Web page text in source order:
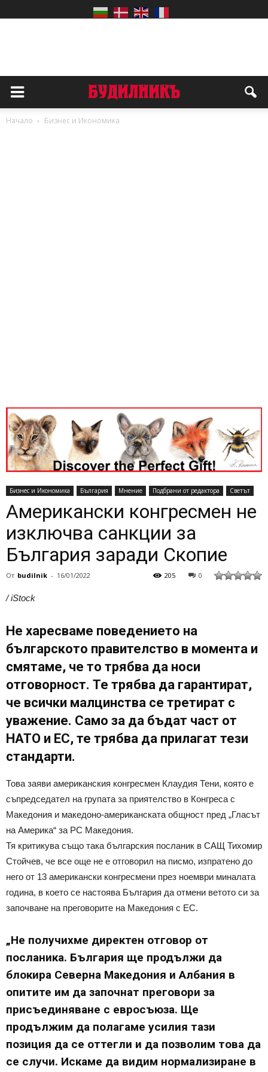
Начало Бизнес и Икономика
Бизнес и Икономика България Мнение Подбрани от редактора Светът
Американски конгресмен не
изключва санкции за
България заради Скопие
От budilnik - 16/01/2022 0
205
/ iStock
Не харесваме поведението на
българското правителство в момента и
смятаме, че то трябва да носи
отговорност. Те трябва да гарантират,
че всички малцинства се третират с
уважение. Само за да бъдат част от
НАТО и ЕС, те трябва да прилагат тези
стандарти.
Това заяви американския конгресмен Клаудия Тени, която е
съпредседател на групата за приятелство в Конгреса с
Македония и македоно-американската общност пред „Гласът
на Америка“ за РС Македония.
Тя критикува също така българския посланик в САЩ Тихомир
Стойчев, че все още не е отговорил на писмо, изпратено до
него от 13 американски конгресмени през ноември миналата
година, в което се настоява България да отмени ветото си за
започване на преговорите на Македония с ЕС.
„Не получихме директен отговор от
посланика. България ще продължи да
блокира Северна Македония и Албания в
опитите им да започнат преговори за
присъединяване с евросъюза. Ще
продължим да полагаме усилия тази
позиция да се оттегли и да позволим това да
се случи. Искаме да видим нормализиране в